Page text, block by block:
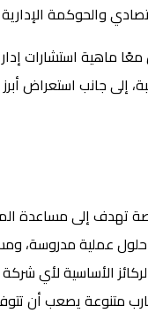
والحوكمة
لعام 2026، سنستعرض معًا
إلى جانب استعراض
تهدف إلى مساعدة
حلول عملية
الأساسية لأي
متنوعة يصعب أن